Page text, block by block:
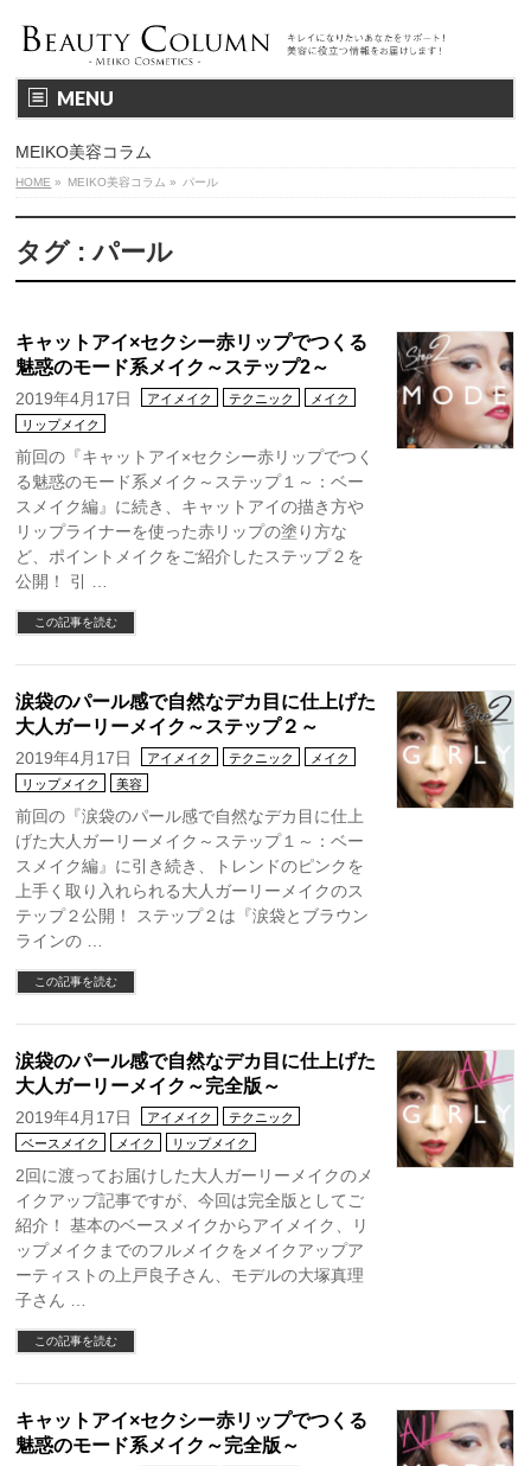
MENU
MEIKO美容コラム
HOME » MEIKO美容コラム » パール
タグ : パール
キャットアイ×セクシー赤リップでつくる
魅惑のモード系メイク～ステップ2～
2019年4月17日 アイメイク テクニック
メイク
リップメイク
前回の『キャットアイ×セクシー赤リップでつく
る魅惑のモード系メイク～ステップ１～：ベー
スメイク編』に続き、キャットアイの描き方や
リップライナーを使った赤リップの塗り方な
ど、ポイントメイクをご紹介したステップ２を
公開！ 引 …
この記事を読む
涙袋のパール感で自然なデカ目に仕上げた
大人ガーリーメイク～ステップ２～
2019年4月17日 アイメイク テクニック
メイク
リップメイク
美容
前回の『涙袋のパール感で自然なデカ目に仕上
げた大人ガーリーメイク～ステップ１～：ベー
スメイク編』に引き続き、トレンドのピンクを
上手く取り入れられる大人ガーリーメイクのス
テップ２公開！ ステップ２は『涙袋とブラウン
ラインの …
この記事を読む
涙袋のパール感で自然なデカ目に仕上げた
大人ガーリーメイク～完全版～
2019年4月17日 アイメイク
テクニック
ベースメイク
メイク リップメイク
2回に渡ってお届けした大人ガーリーメイクのメ
イクアップ記事ですが、今回は完全版としてご
紹介！ 基本のベースメイクからアイメイク、リ
ップメイクまでのフルメイクをメイクアップア
ーティストの上戸良子さん、モデルの大塚真理
子さん …
この記事を読む
キャットアイ×セクシー赤リップでつくる
魅惑のモード系メイク～完全版～